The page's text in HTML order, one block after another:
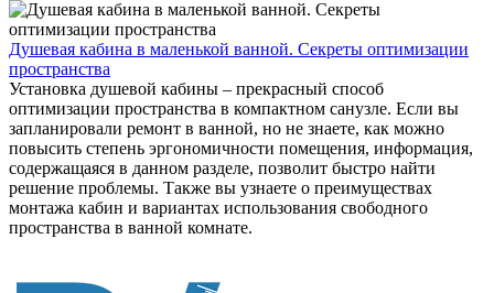
Душевая кабина в маленькой ванной. Секреты оптимизации
пространства
Установка душевой кабины – прекрасный способ
оптимизации пространства в компактном санузле. Если вы
запланировали ремонт в ванной, но не знаете, как можно
повысить степень эргономичности помещения, информация,
содержащаяся в данном разделе, позволит быстро найти
решение проблемы. Также вы узнаете о преимуществах
монтажа кабин и вариантах использования свободного
пространства в ванной комнате.